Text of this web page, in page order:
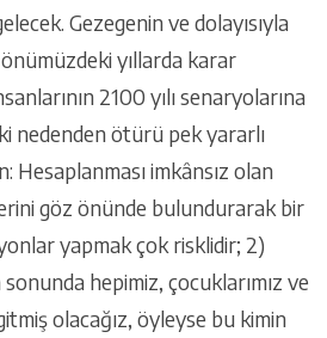
Gezegenin ve dolayısıyla
yıllarda karar
2100 yılı senaryolarına
nedenden ötürü pek yararlı
Hesaplanması imkânsız olan
göz önünde bulundurarak bir
yapmak çok risklidir; 2)
sonunda hepimiz, çocuklarımız ve
olacağız, öyleyse bu kimin